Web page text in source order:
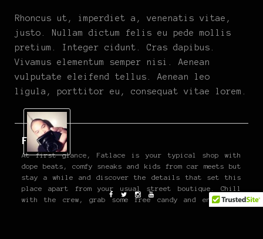
Rhoncus ut, imperdiet a, venenatis vitae,
justo. Nullam dictum felis eu pede mollis
pretium. Integer cidunt. Cras dapibus.
Vivamus elementum semper nisi. Aenean
vulputate eleifend tellus. Aenean leo
ligula, porttitor eu, consequat vitae lorem.
Fatlace
At first glance, Fatlace is your typical shop with
dope beats, comfy sneaks and kids from car meets but
stay a while and discover the details that set this
place apart from your usual street boutique. Chill
with the crew, grab some free candy and enjoy the